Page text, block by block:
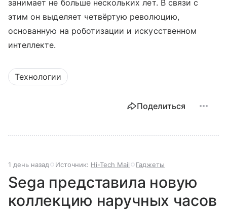
занимает не больше нескольких лет. В связи с
этим он выделяет четвёртую революцию,
основанную на роботизации и искусственном
интеллекте.
Технологии
Поделиться
1 день назад Источник: Hi-Tech Mail Гаджеты
Sega представила новую
коллекцию наручных часов